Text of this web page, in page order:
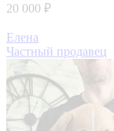
20 000 ₽
Елена
Частный продавец